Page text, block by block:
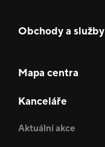
Obchody a služby
Mapa centra
Kanceláře
Aktuální akce